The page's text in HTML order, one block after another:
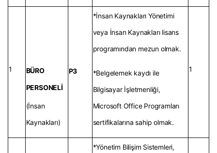
1 BÜRO
PERSONELİ
(İnsan
Kaynakları)
P3
*İnsan Kaynakları Yönetimi
veya İnsan Kaynakları lisans
programından mezun olmak.
*Belgelemek kaydı ile
Bilgisayar İşletmenliği,
Microsoft Office Programları
sertifikalarına sahip olmak.
1
*Yönetim Bilişim Sistemleri,